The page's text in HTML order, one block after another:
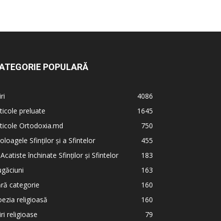
POPULARĂ
4086
preluate
1645
Ortodoxia.md
750
Sfinților și a Sfintelor
455
închinate Sfinților și Sfintelor
183
163
categorie
160
religioasă
160
religioase
79